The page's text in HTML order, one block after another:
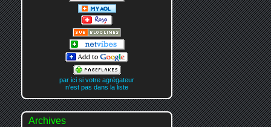
par ici si votre agrégateur
n'est pas dans la liste
Archives